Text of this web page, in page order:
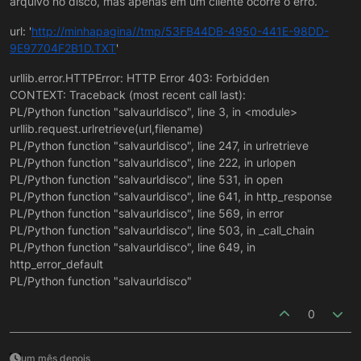
url: 'http://minhapagina//tmp/53FB44DB-4950-441E-98DD-
9E97704F2B1D.TXT'
urllib.error.HTTPError: HTTP Error 403: Forbidden
CONTEXT: Traceback (most recent call last):
PL/Python function "salvaurldisco", line 3, in <module>
urllib.request.urlretrieve(url,filename)
PL/Python function "salvaurldisco", line 247, in urlretrieve
PL/Python function "salvaurldisco", line 222, in urlopen
PL/Python function "salvaurldisco", line 531, in open
PL/Python function "salvaurldisco", line 641, in http_response
PL/Python function "salvaurldisco", line 569, in error
PL/Python function "salvaurldisco", line 503, in _call_chain
PL/Python function "salvaurldisco", line 649, in
http_error_default
PL/Python function "salvaurldisco"
0
um mês depois